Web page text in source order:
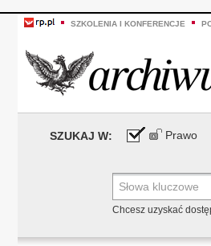
SZKOLENIA I KONFERENCJE
SZUKAJ W: Prawo
Chcesz uzyskać